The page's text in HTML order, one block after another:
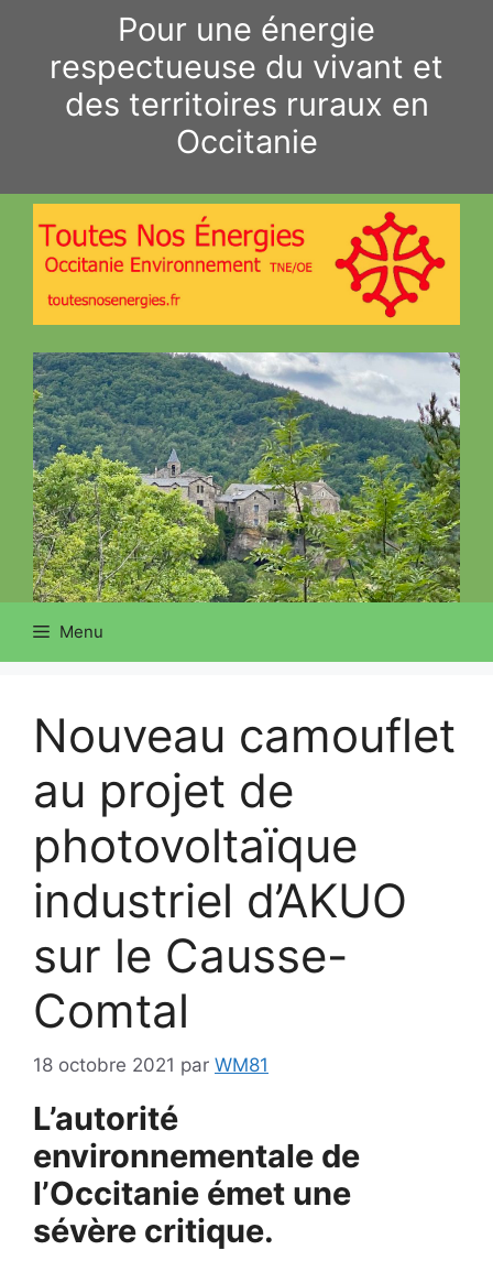
contenu
Pour une énergie
respectueuse du vivant et
des territoires ruraux en
Occitanie
Menu
Nouveau camouflet
au projet de
photovoltaïque
industriel d’AKUO
sur le Causse-
Comtal
18 octobre 2021 par WM81
L’autorité
environnementale de
l’Occitanie émet une
sévère critique.